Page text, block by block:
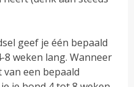
geef je één bepaald
weken lang. Wanneer
een bepaald